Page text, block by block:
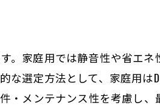
。家庭用では静音性や省エ
選定方法として、家庭用は
メンテナンス性を考慮し、